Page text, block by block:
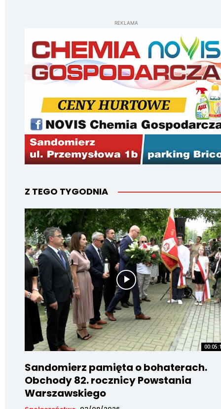
REKLAMA
Z TEGO TYGODNIA
Sandomierz pamięta o bohaterach.
Obchody 82. rocznicy Powstania
Warszawskiego